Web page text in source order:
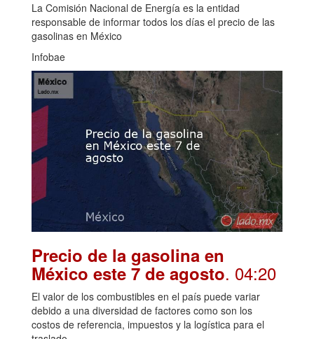
La Comisión Nacional de Energía es la entidad
responsable de informar todos los días el precio de las
gasolinas en México
Infobae
Precio de la gasolina en
México este 7 de agosto. 04:20
El valor de los combustibles en el país puede variar
debido a una diversidad de factores como son los
costos de referencia, impuestos y la logística para el